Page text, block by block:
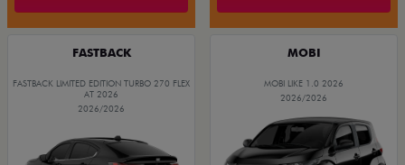
FASTBACK
FASTBACK LIMITED EDITION TURBO 270 FLEX
AT 2026
2026/2026
MOBI
MOBI LIKE 1.0 2026
2026/2026